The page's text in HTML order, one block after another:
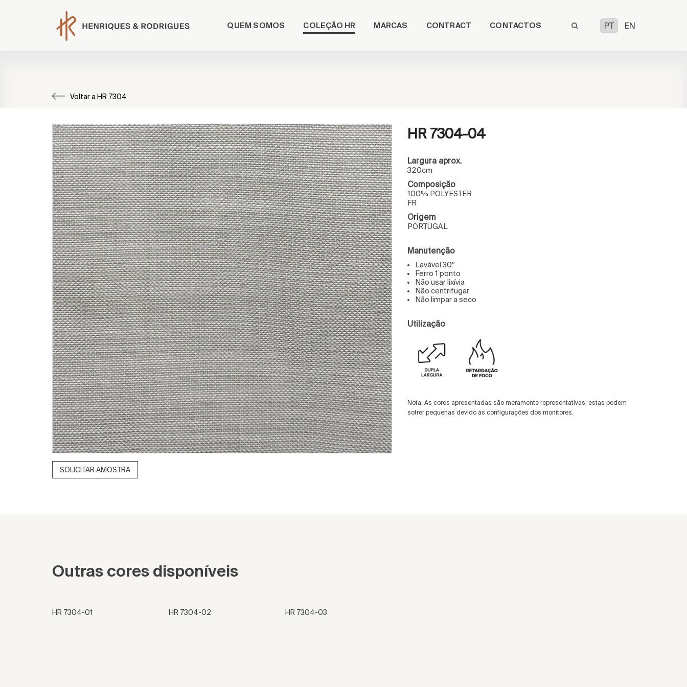
QUEM SOMOS COLEÇÃO HR MARCAS CONTRACT CONTACTOS PT EN
Voltar a HR 7304
HR 7304-04
Largura aprox.
320cm
Composição
100% POLYESTER
FR
Origem
PORTUGAL
Manutenção
Lavável 30º
Ferro 1 ponto
Não usar lixívia
Não centrifugar
Não limpar a seco
Utilização
Nota: As cores apresentadas são meramente representativas, estas podem
sofrer pequenas devido às configurações dos monitores.
SOLICITAR AMOSTRA
Outras cores disponíveis
HR 7304-01 HR 7304-02 HR 7304-03